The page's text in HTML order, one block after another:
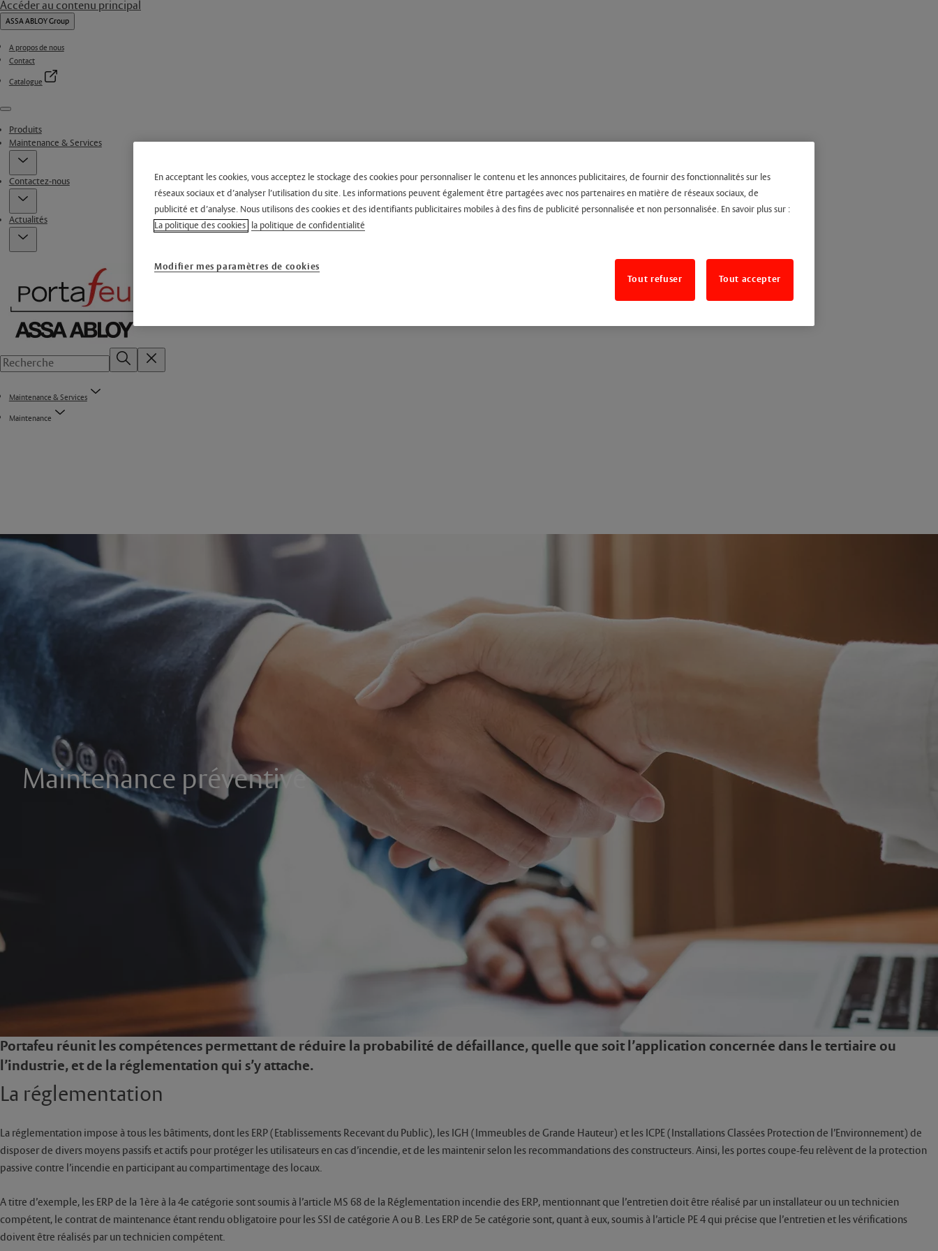
Accéder au contenu principal
ASSA ABLOY Group
A propos de nous
Contact
Catalogue
Menu
Produits
Maintenance & Services
Contactez-nous
Actualités
Maintenance & Services
Maintenance
Maintenance préventive
Portafeu réunit les compétences permettant de réduire la probabilité de défaillance, quelle que soit l’application concernée dans le tertiaire ou
l’industrie, et de la réglementation qui s’y attache.
La réglementation
La réglementation impose à tous les bâtiments, dont les ERP (Etablissements Recevant du Public), les IGH (Immeubles de Grande Hauteur) et les ICPE (Installations Classées Protection de l’Environnement) de
disposer de divers moyens passifs et actifs pour protéger les utilisateurs en cas d’incendie, et de les maintenir selon les recommandations des constructeurs. Ainsi, les portes coupe-feu relèvent de la protection
passive contre l’incendie en participant au compartimentage des locaux.
A titre d’exemple, les ERP de la 1ère à la 4e catégorie sont soumis à l’article MS 68 de la Réglementation incendie des ERP, mentionnant que l’entretien doit être réalisé par un installateur ou un technicien
compétent, le contrat de maintenance étant rendu obligatoire pour les SSI de catégorie A ou B. Les ERP de 5e catégorie sont, quant à eux, soumis à l’article PE 4 qui précise que l’entretien et les vérifications
doivent être réalisés par un technicien compétent.
En acceptant les cookies, vous acceptez le stockage des cookies pour personnaliser le contenu et les annonces publicitaires, de fournir des fonctionnalités sur les
réseaux sociaux et d’analyser l’utilisation du site. Les informations peuvent également être partagées avec nos partenaires en matière de réseaux sociaux, de
publicité et d’analyse. Nous utilisons des cookies et des identifiants publicitaires mobiles à des fins de publicité personnalisée et non personnalisée. En savoir plus sur :
La politique des cookies la politique de confidentialité
Modifier mes paramètres de cookies
Tout refuser
Tout accepter